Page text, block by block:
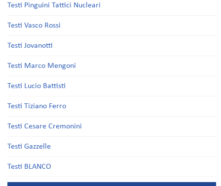
Testi Pinguini Tattici Nucleari
Testi Vasco Rossi
Testi Jovanotti
Testi Marco Mengoni
Testi Lucio Battisti
Testi Tiziano Ferro
Testi Cesare Cremonini
Testi Gazzelle
Testi BLANCO